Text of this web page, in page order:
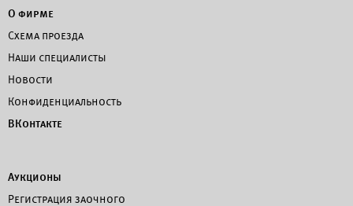
О фирме
Схема проезда
Наши специалисты
Новости
Конфиденциальность
ВКонтакте
Аукционы
Регистрация заочного